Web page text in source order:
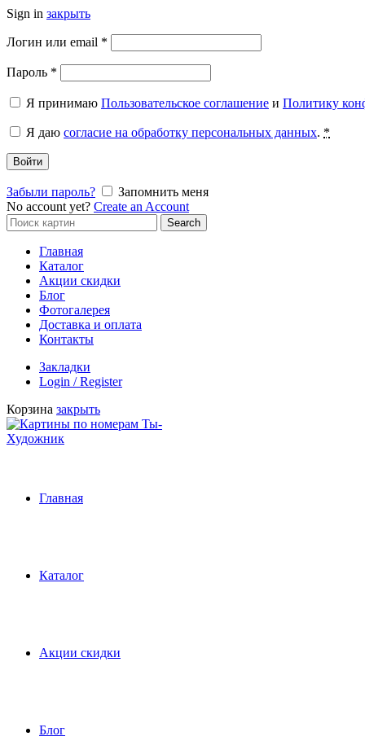
Sign in закрыть
Логин или email *
Пароль *
Я принимаю Пользовательское соглашение и Политику
Я даю согласие на обработку персональных данных. *
Войти
Забыли пароль?
Запомнить меня
No account yet? Create an Account
Search
for:
Search
Главная
Каталог
Акции скидки
Блог
Фотогалерея
Доставка и оплата
Контакты
Закладки
Login / Register
Корзина закрыть
Главная
Каталог
Акции скидки
Блог